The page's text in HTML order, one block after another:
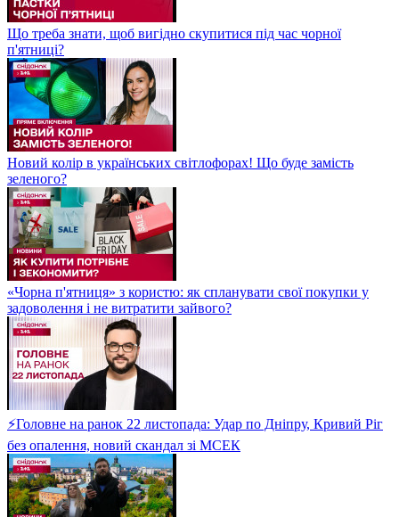
Що треба знати, щоб вигідно скупитися під час чорної
п'ятниці?
Новий колір в українських світлофорах! Що буде замість
зеленого?
«Чорна п'ятниця» з користю: як спланувати свої покупки у
задоволення і не витратити зайвого?
⚡Головне на ранок 22 листопада: Удар по Дніпру, Кривий Ріг
без опалення, новий скандал зі МСЕК